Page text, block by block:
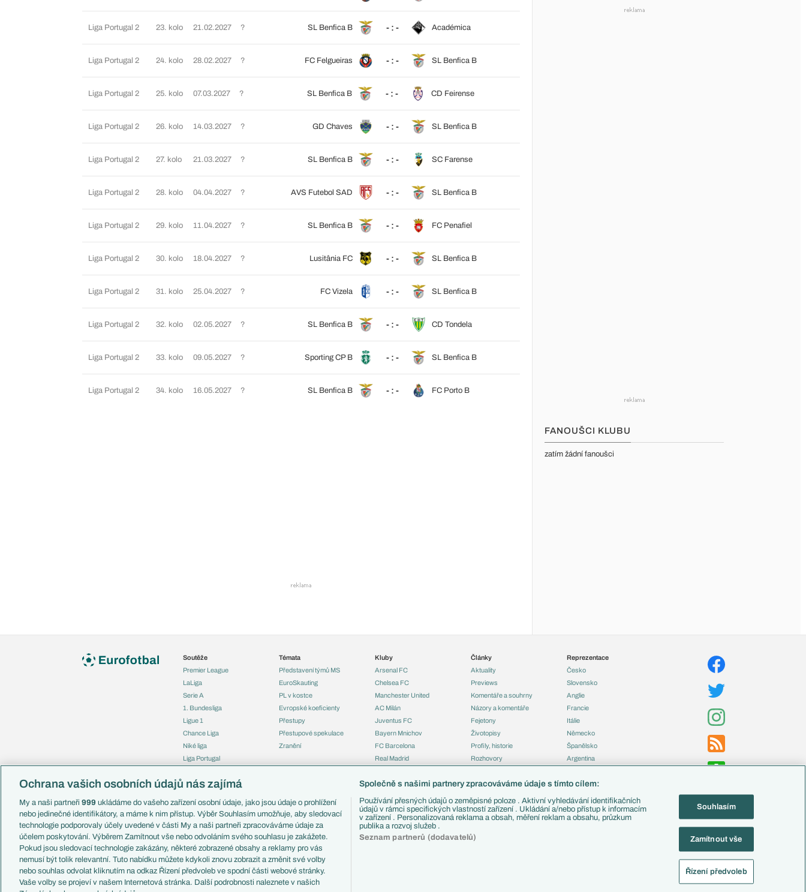
Liga Portugal 2 23. kolo 21.02.2027 ? SL Benfica B - : - Académica
Liga Portugal 2 24. kolo 28.02.2027 ? FC Felgueiras - : - SL Benfica B
Liga Portugal 2 25. kolo 07.03.2027 ? SL Benfica B - : - CD Feirense
Liga Portugal 2 26. kolo 14.03.2027 ? GD Chaves - : - SL Benfica B
Liga Portugal 2 27. kolo 21.03.2027 ? SL Benfica B - : - SC Farense
Liga Portugal 2 28. kolo 04.04.2027 ? AVS Futebol SAD - : - SL Benfica B
Liga Portugal 2 29. kolo 11.04.2027 ? SL Benfica B - : - FC Penafiel
Liga Portugal 2 30. kolo 18.04.2027 ? Lusitânia FC - : - SL Benfica B
Liga Portugal 2 31. kolo 25.04.2027 ? FC Vizela - : - SL Benfica B
Liga Portugal 2 32. kolo 02.05.2027 ? SL Benfica B - : - CD Tondela
Liga Portugal 2 33. kolo 09.05.2027 ? Sporting CP B - : - SL Benfica B
Liga Portugal 2 34. kolo 16.05.2027 ? SL Benfica B - : - FC Porto B
FANOUŠCI KLUBU
zatím žádní fanoušci
Soutěže
Premier League
LaLiga
Serie A
1. Bundesliga
Ligue 1
Chance Liga
Niké liga
Liga Portugal
Liga mistrů
Mistrovství světa
Liga národů
Témata
Představení týmů MS
EuroSkauting
PL v kostce
Evropské koeficienty
Přestupy
Přestupové spekulace
Zranění
Kluby
Arsenal FC
Chelsea FC
Manchester United
AC Milán
Juventus FC
Bayern Mnichov
FC Barcelona
Real Madrid
Články
Aktuality
Previews
Komentáře a souhrny
Názory a komentáře
Fejetony
Životopisy
Profily, historie
Rozhovory
Reprezentace
Česko
Slovensko
Anglie
Francie
Itálie
Německo
Španělsko
Argentina
Zápasy
Livescore
Ochrana vašich osobních údajů nás zajímá
My a naši partneři 999 ukládáme do vašeho zařízení osobní údaje, jako jsou údaje o prohlížení
nebo jedinečné identifikátory, a máme k nim přístup. Výběr Souhlasím umožňuje, aby sledovací
technologie podporovaly účely uvedené v části My a naši partneři zpracováváme údaje za
účelem poskytování. Výběrem Zamítnout vše nebo odvoláním svého souhlasu je zakážete.
Pokud jsou sledovací technologie zakázány, některé zobrazené obsahy a reklamy pro vás
nemusí být tolik relevantní. Tuto nabídku můžete kdykoli znovu zobrazit a změnit své volby
nebo souhlas odvolat kliknutím na odkaz Řízení předvoleb ve spodní části webové stránky.
Vaše volby se projeví v našem Internetová stránka. Další podrobnosti naleznete v našich
Společně s našimi partnery zpracováváme údaje s tímto cílem:
Používání přesných údajů o zeměpisné poloze . Aktivní vyhledávání identifikačních
údajů v rámci specifických vlastností zařízení . Ukládání a/nebo přístup k informacím
v zařízení . Personalizovaná reklama a obsah, měření reklam a obsahu, průzkum
publika a rozvoj služeb .
Seznam partnerů (dodavatelů)
Souhlasím
Zamítnout vše
Řízení předvoleb